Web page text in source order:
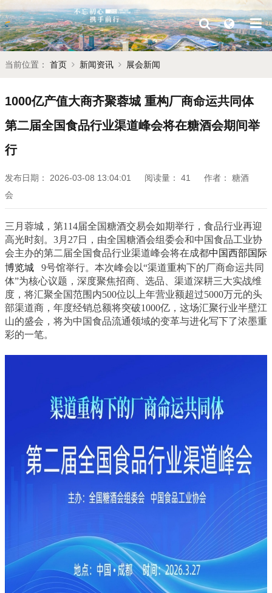
当前位置： 首页 新闻资讯 展会新闻
1000亿产值大商齐聚蓉城 重构厂商命运共同体
第二届全国食品行业渠道峰会将在糖酒会期间举
行
发布日期： 2026-03-08 13:04:01 阅读量： 41 作者：
糖酒
会
三月蓉城，第114届全国糖酒交易会如期举行，食品行业再迎
高光时刻。3月27日，由全国糖酒会组委会和中国食品工业协
会主办的第二届全国食品行业渠道峰会将在成都中国西部国际
博览城
9号馆举行。本次峰会以“渠道重构下的厂商命运共同
体”为核心议题，深度聚焦招商、选品、渠道深耕三大实战维
度，将汇聚全国范围内500位以上年营业额超过5000万元的头
部渠道商，年度经销总额将突破1000亿，这场汇聚行业半壁江
山的盛会，将为中国食品流通领域的变革与进化写下了浓墨重
彩的一笔。